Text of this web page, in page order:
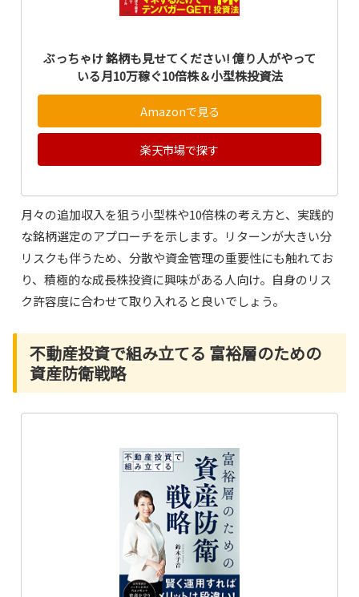
ぶっちゃけ 銘柄も見せてください! 億り人がやって
いる月10万稼ぐ10倍株＆小型株投資法
Amazonで見る
楽天市場で探す
月々の追加収入を狙う小型株や10倍株の考え方と、実践的
な銘柄選定のアプローチを示します。リターンが大きい分
リスクも伴うため、分散や資金管理の重要性にも触れてお
り、積極的な成長株投資に興味がある人向け。自身のリス
ク許容度に合わせて取り入れると良いでしょう。
不動産投資で組み立てる 富裕層のための
資産防衛戦略